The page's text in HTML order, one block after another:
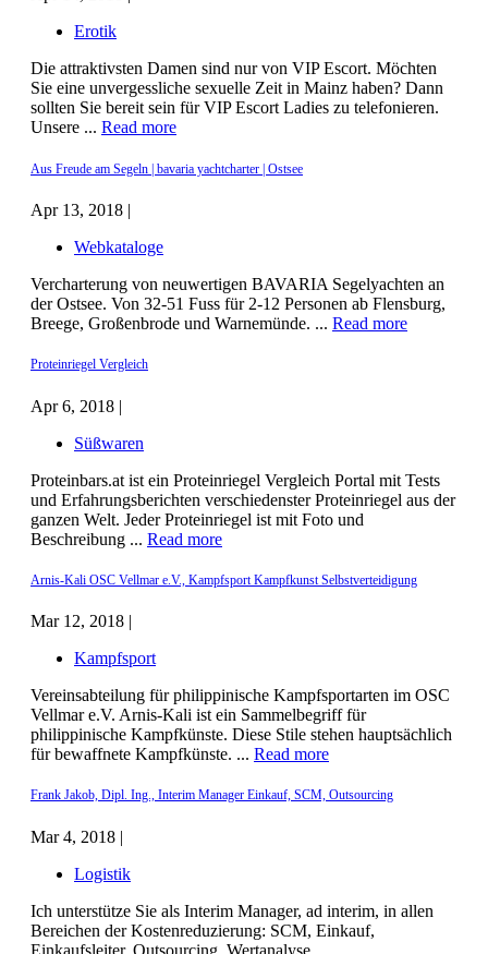
Erotik
Die attraktivsten Damen sind nur von VIP Escort. Möchten
Sie eine unvergessliche sexuelle Zeit in Mainz haben? Dann
sollten Sie bereit sein für VIP Escort Ladies zu telefonieren.
Unsere ... Read more
Aus Freude am Segeln | bavaria yachtcharter | Ostsee
Apr 13, 2018 |
Webkataloge
Vercharterung von neuwertigen BAVARIA Segelyachten an
der Ostsee. Von 32-51 Fuss für 2-12 Personen ab Flensburg,
Breege, Großenbrode und Warnemünde. ... Read more
Proteinriegel Vergleich
Apr 6, 2018 |
Süßwaren
Proteinbars.at ist ein Proteinriegel Vergleich Portal mit Tests
und Erfahrungsberichten verschiedenster Proteinriegel aus der
ganzen Welt. Jeder Proteinriegel ist mit Foto und
Beschreibung ... Read more
Arnis-Kali OSC Vellmar e.V., Kampfsport Kampfkunst Selbstverteidigung
Mar 12, 2018 |
Kampfsport
Vereinsabteilung für philippinische Kampfsportarten im OSC
Vellmar e.V. Arnis-Kali ist ein Sammelbegriff für
philippinische Kampfkünste. Diese Stile stehen hauptsächlich
für bewaffnete Kampfkünste. ... Read more
Frank Jakob, Dipl. Ing., Interim Manager Einkauf, SCM, Outsourcing
Mar 4, 2018 |
Logistik
Ich unterstütze Sie als Interim Manager, ad interim, in allen
Bereichen der Kostenreduzierung: SCM, Einkauf,
Einkaufsleiter, Outsourcing, Wertanalyse,